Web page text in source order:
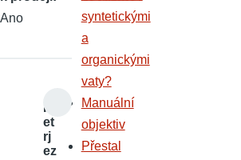
Ano
P
et
rj
ez
syntetickými
a
organickými
vaty?
Manuální
objektiv
Přestal